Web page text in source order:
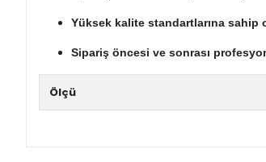
Yüksek kalite standartlarına sahip
Sipariş öncesi ve sonrası
Ölçü